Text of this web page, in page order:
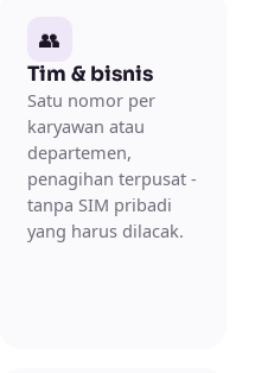
👥
Tim & bisnis
Satu nomor per
karyawan atau
departemen,
penagihan terpusat -
tanpa SIM pribadi
yang harus dilacak.